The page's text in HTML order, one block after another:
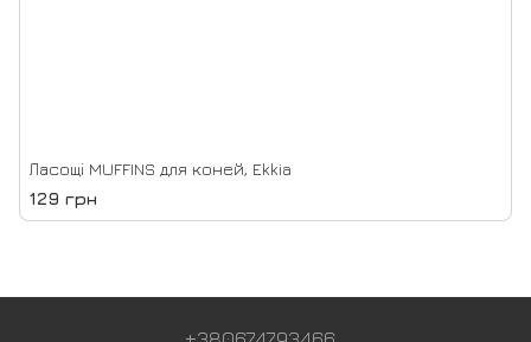
Ласощі MUFFINS для коней, Ekkia
129 грн